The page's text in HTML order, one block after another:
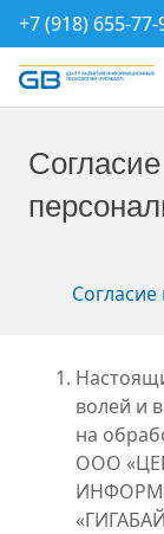
+7 (918) 655-
волей и
на
ООО